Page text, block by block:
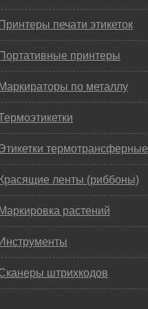
Принтеры печати этикеток
Портативные принтеры
Маркираторы по металлу
Термоэтикетки
термотрансферные
Красящие ленты (риббоны)
Маркировка растений
Инструменты
штрихкодов